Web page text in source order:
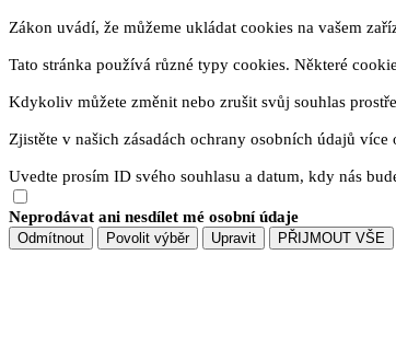
Zákon uvádí, že můžeme ukládat cookies na vašem
Tato stránka používá různé typy cookies. Některé
Kdykoliv můžete změnit nebo zrušit svůj souhlas
Zjistěte v našich zásadách ochrany osobních údajů
Uvedte prosím ID svého souhlasu a datum, kdy nás
Neprodávat ani nesdílet mé osobní údaje
Odmítnout Povolit výběr Upravit PŘIJMOUT VŠE